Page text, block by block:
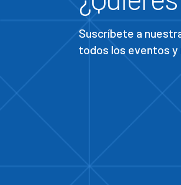
Suscríbete a
todos los eventos y